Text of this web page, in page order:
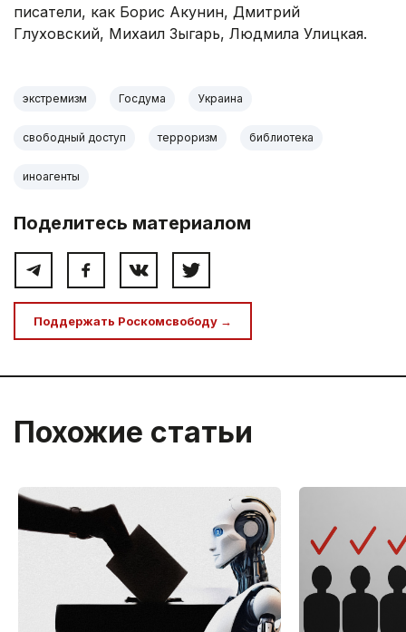
писатели, как Борис Акунин, Дмитрий
Глуховский, Михаил Зыгарь, Людмила Улицкая.
экстремизм Госдума Украина
свободный доступ терроризм библиотека
иноагенты
Поделитесь материалом
Поддержать Роскомсвободу →
Похожие статьи